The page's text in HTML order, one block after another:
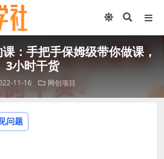
：手把手保姆级带你做课，
3小时干货
11-16 网创项目
问题